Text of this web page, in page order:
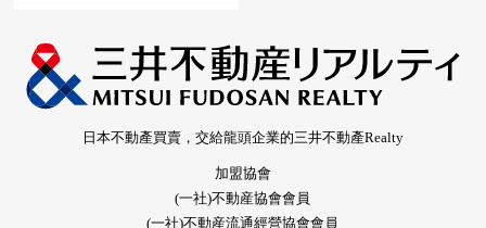
日本不動產買賣，交給龍頭企業的三井不動產Realty
加盟協會
(一社)不動産協會會員
(一社)不動産流通經營協會會員